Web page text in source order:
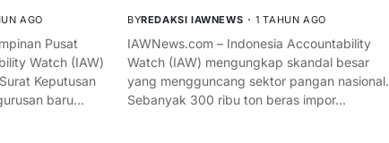
AGO
Pusat
Watch (IAW)
Keputusan
baru…
BYREDAKSI IAWNEWS 1 TAHUN AGO
IAWNews.com – Indonesia Accountability
Watch (IAW) mengungkap skandal besar
yang mengguncang sektor pangan nasional.
Sebanyak 300 ribu ton beras impor…